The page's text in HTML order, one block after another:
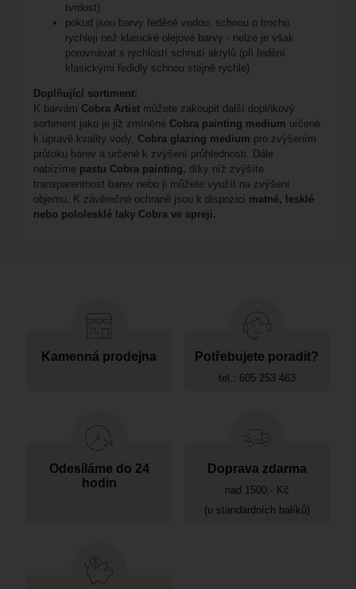
tvrdost)
pokud jsou barvy ředěné vodou, schnou o trochu
rychleji než klasické olejové barvy - nelze je však
porovnávat s rychlostí schnutí akrylů (při ředění
klasickými ředidly schnou stejně rychle)
Doplňující sortiment:
K barvám Cobra Artist můžete zakoupit další doplňkový
sortiment jako je již zmíněné Cobra painting medium určené
k úpravě kvality vody, Cobra glazing medium pro zvýšením
průtoku barev a určené k zvýšení průhlednosti. Dále
nabízíme pastu Cobra painting, díky níž zvýšíte
transparentnost barev nebo ji můžete využít na zvýšení
objemu. K závěrečné ochraně jsou k dispozici matné, lesklé
nebo pololesklé laky Cobra ve spreji.
Kamenná prodejna Potřebujete poradit?
tel.: 605 253 463
Odesíláme do 24
hodin
Doprava zdarma
nad 1500,- Kč
(u standardních balíků)